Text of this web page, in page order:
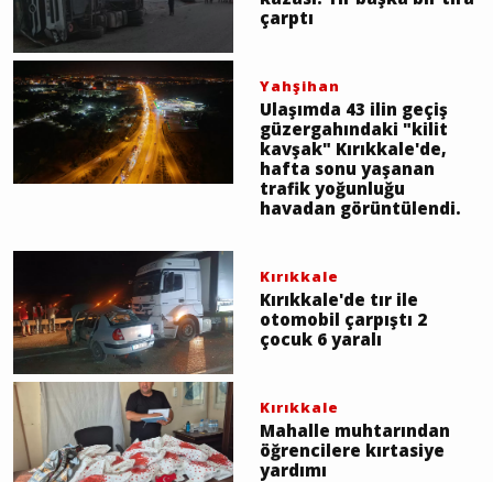
çarptı
Yahşihan
Ulaşımda 43 ilin geçiş
güzergahındaki "kilit
kavşak" Kırıkkale'de,
hafta sonu yaşanan
trafik yoğunluğu
havadan görüntülendi.
Kırıkkale
Kırıkkale'de tır ile
otomobil çarpıştı 2
çocuk 6 yaralı
Kırıkkale
Mahalle muhtarından
öğrencilere kırtasiye
yardımı